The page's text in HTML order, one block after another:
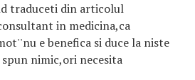
traduceti din articolul
in medicina,ca
e benefica si duce la niste
nimic,ori necesita